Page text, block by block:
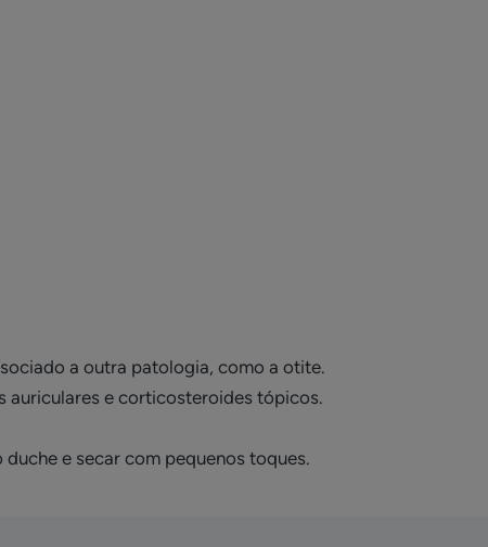
a outra patologia, como a otite.
auriculares e corticosteroides tópicos.
e secar com pequenos toques.